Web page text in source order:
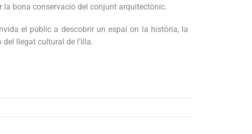
la bona conservació del conjunt arquitectònic.
el públic a descobrir un espai on la història, la
llegat cultural de l’illa.